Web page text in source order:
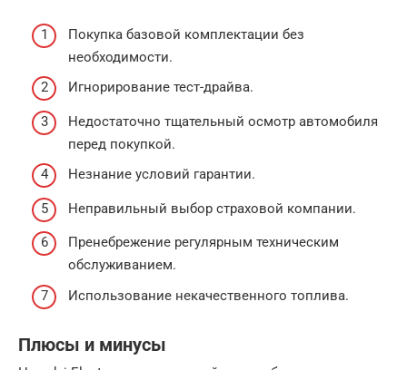
Покупка базовой комплектации без
необходимости.
Игнорирование тест-драйва.
Недостаточно тщательный осмотр автомобиля
перед покупкой.
Незнание условий гарантии.
Неправильный выбор страховой компании.
Пренебрежение регулярным техническим
обслуживанием.
Использование некачественного топлива.
Плюсы и минусы